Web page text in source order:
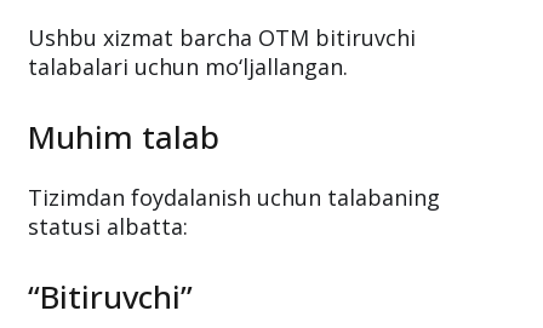
Ushbu xizmat barcha OTM bitiruvchi
talabalari uchun mo‘ljallangan.
Muhim talab
Tizimdan foydalanish uchun talabaning
statusi albatta:
“Bitiruvchi”